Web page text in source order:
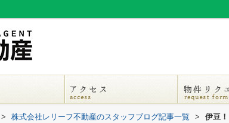
> 株式会社レリーフ不動産のスタッフブログ記事一覧 > 伊豆！